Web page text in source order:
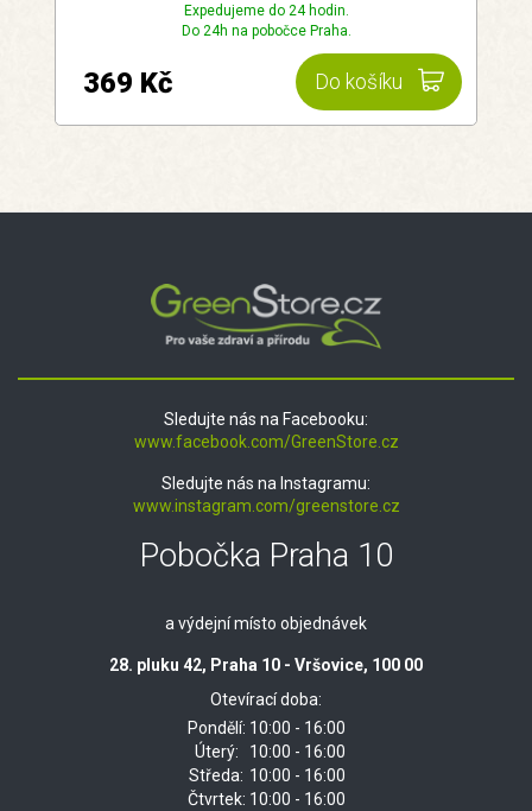
Expedujeme do 24 hodin.
Do 24h na pobočce Praha.
Do košíku
369 Kč
Sledujte nás na Facebooku:
www.facebook.com/GreenStore.cz
Sledujte nás na Instagramu:
www.instagram.com/greenstore.cz
Pobočka Praha 10
a výdejní místo objednávek
28. pluku 42, Praha 10 - Vršovice, 100 00
Otevírací doba:
Pondělí: 10:00 - 16:00
Úterý:
10:00 - 16:00
Středa: 10:00 - 16:00
Čtvrtek: 10:00 - 16:00